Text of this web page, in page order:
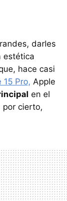
darles
estética
hace casi
15 Pro, Apple
en el
por cierto,